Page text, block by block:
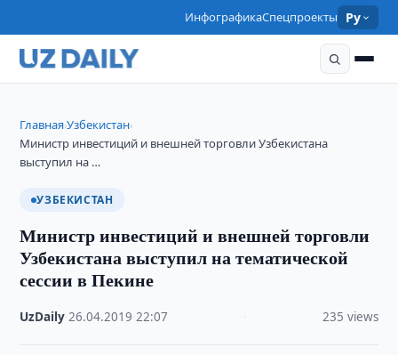
ИнфографикаСпецпроекты Ру
Главная›Узбекистан›
Министр инвестиций и внешней торговли Узбекистана
выступил на …
УЗБЕКИСТАН
Министр инвестиций и внешней торговли
Узбекистана выступил на тематической
сессии в Пекине
UzDaily ·26.04.2019 ·22:07 235 views